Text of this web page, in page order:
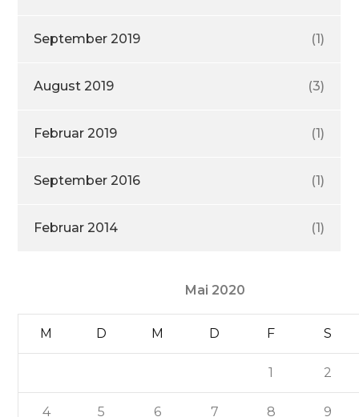
September 2019 (1)
August 2019 (3)
Februar 2019 (1)
September 2016 (1)
Februar 2014 (1)
Mai 2020
M D M D F S
1 2
4 5 6 7 8 9